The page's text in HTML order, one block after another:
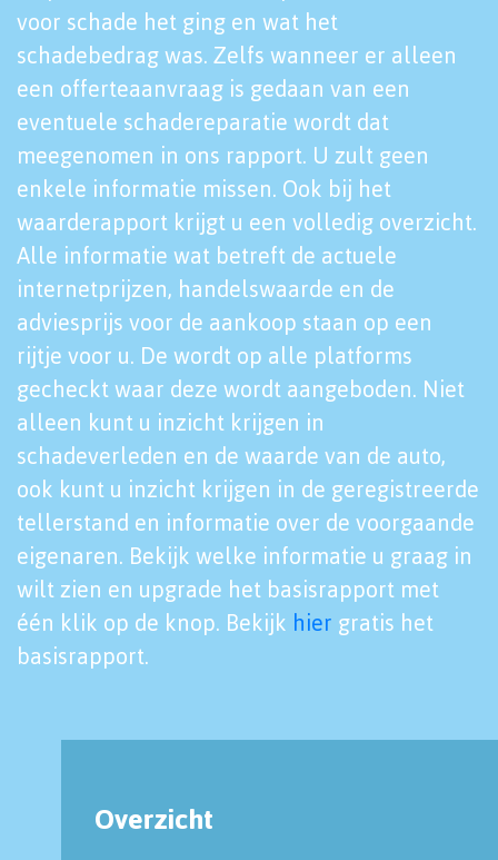
voor schade het ging en wat het
schadebedrag was. Zelfs wanneer er alleen
een offerteaanvraag is gedaan van een
eventuele schadereparatie wordt dat
meegenomen in ons rapport. U zult geen
enkele informatie missen. Ook bij het
waarderapport krijgt u een volledig overzicht.
Alle informatie wat betreft de actuele
internetprijzen, handelswaarde en de
adviesprijs voor de aankoop staan op een
rijtje voor u. De wordt op alle platforms
gecheckt waar deze wordt aangeboden. Niet
alleen kunt u inzicht krijgen in
schadeverleden en de waarde van de auto,
ook kunt u inzicht krijgen in de geregistreerde
tellerstand en informatie over de voorgaande
eigenaren. Bekijk welke informatie u graag in
wilt zien en upgrade het basisrapport met
één klik op de knop. Bekijk hier gratis het
basisrapport.
Overzicht